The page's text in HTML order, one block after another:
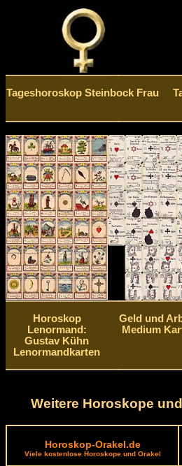
Tageshoroskop Steinbock Frau
Horoskop
Lenormand:
Gustav Kühn
Lenormandkarten
Geld und
Medium
Weitere Horoskope
Horoskop-Orakel.de
Viele kostenlose Horoskope und Orakel